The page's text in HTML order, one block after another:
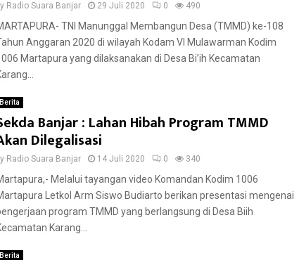
Radio Suara Banjar 29 Juli 2020 0 490
TNI Manunggal Membangun Desa (TMMD) ke-108
Anggaran 2020 di wilayah Kodam VI Mulawarman Kodim
Martapura yang dilaksanakan di Desa Bi’ih Kecamatan
Berita
Banjar : Lahan Hibah Program TMMD
Dilegalisasi
Radio Suara Banjar 14 Juli 2020 0 340
Melalui tayangan video Komandan Kodim 1006
Letkol Arm Siswo Budiarto berikan presentasi mengenai
program TMMD yang berlangsung di Desa Biih
Karang...
Berita